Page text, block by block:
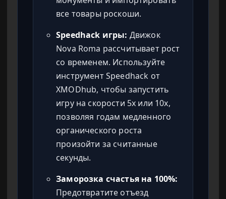
все товары роскоши.
Speedhack игры: Движок
Nova Roma рассчитывает рост
со временем. Используйте
инструмент Speedhack от
XMODhub, чтобы запустить
игру на скорости 5x или 10x,
позволяя годам медленного
органического роста
произойти за считанные
секунды.
Заморозка счастья на 100%:
Предотвратите отъезд